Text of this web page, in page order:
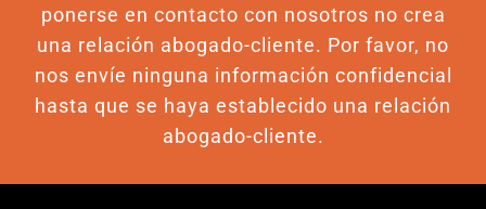
ponerse en contacto con nosotros no crea
una relación abogado-cliente. Por favor, no
nos envíe ninguna información confidencial
hasta que se haya establecido una relación
abogado-cliente.